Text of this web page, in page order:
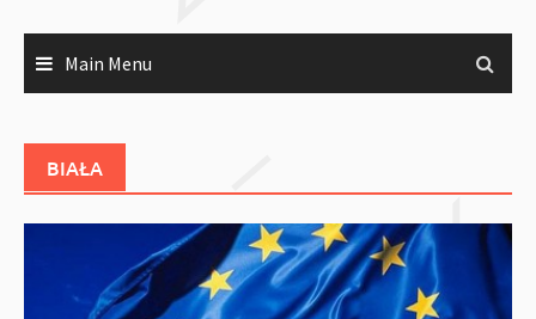
Main Menu
BIAŁA